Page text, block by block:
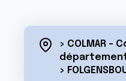
> COLMAR -
>